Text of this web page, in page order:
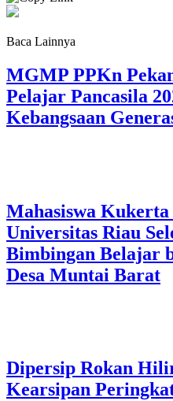
Baca Lainnya
MGMP PPKn
Pelajar Pancasila
Kebangsaan
Mahasiswa
Universitas Riau
Bimbingan Belajar
Desa Muntai Barat
Dipersip Rokan
Kearsipan